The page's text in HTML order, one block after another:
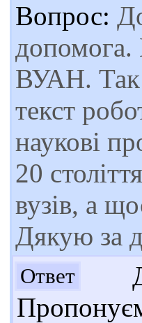
Вопрос:
допомога.
ВУАН. Так
текст
наукові
20
вузів, а
Дякую за
Ответ